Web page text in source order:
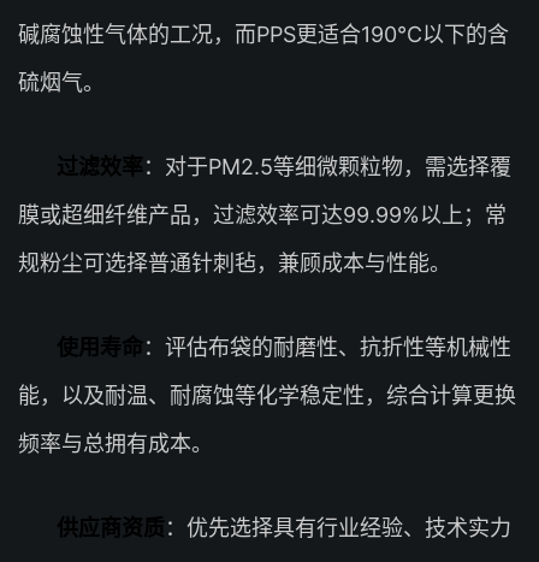
碱腐蚀性气体的工况，而PPS更适合190℃以下的含
硫烟气。
过滤效率：对于PM2.5等细微颗粒物，需选择覆
膜或超细纤维产品，过滤效率可达99.99%以上；常
规粉尘可选择普通针刺毡，兼顾成本与性能。
使用寿命：评估布袋的耐磨性、抗折性等机械性
能，以及耐温、耐腐蚀等化学稳定性，综合计算更换
频率与总拥有成本。
供应商资质：优先选择具有行业经验、技术实力